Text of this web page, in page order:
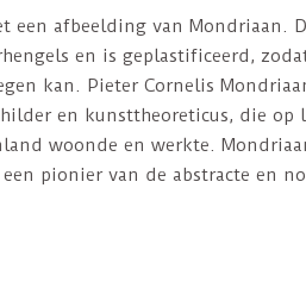
een afbeelding van Mondriaan.
en is geplastificeerd,
kan. Pieter Cornelis
en kunsttheoreticus, die op
woonde en werkte.
pionier van de abstracte en